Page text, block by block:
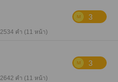
3
2534 คำ (11 หน้า)
3
2642 คำ (11 หน้า)